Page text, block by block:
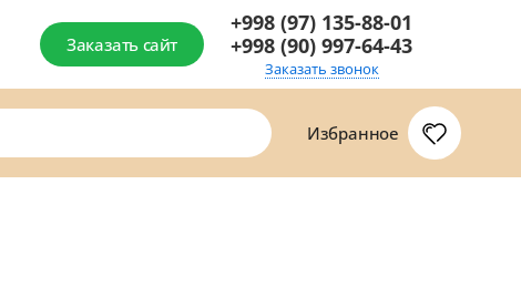
Заказать сайт
+998 (97) 135-88-01
+998 (90) 997-64-43
Заказать звонок
Избранное